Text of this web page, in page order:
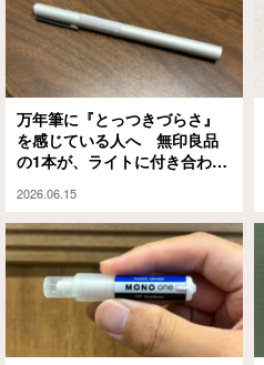
万年筆に『とっつきづらさ』
を感じている人へ 無印良品
の1本が、ライトに付き合わせ
2026.06.15